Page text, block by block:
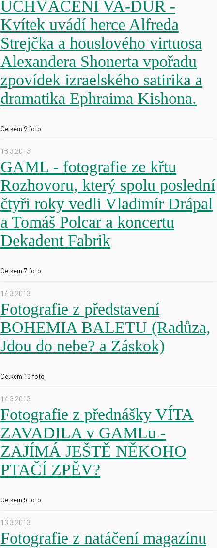
UCHVÁCENÍ VA-DUR -
Kvítek uvádí herce Alfreda
Strejčka a houslového virtuosa
Alexandera Shonerta vpořadu
zpovídek izraelského satirika a
dramatika Ephraima Kishona.
Celkem 9 foto
18.3.2013
GAML - fotografie ze křtu
Rozhovoru, který spolu poslední
čtyři roky vedli Vladimír Drápal
a Tomáš Polcar a koncertu
Dekadent Fabrik
Celkem 7 foto
14.3.2013
Fotografie z představení
BOHEMIA BALETU (Radůza,
Jdou do nebe? a Záskok)
Celkem 10 foto
14.3.2013
Fotografie z přednášky VÍTA
ZAVADILA v GAMLu -
ZAJÍMÁ JEŠTĚ NĚKOHO
PTAČÍ ZPĚV?
Celkem 5 foto
13.3.2013
Fotografie z natáčení magazínu